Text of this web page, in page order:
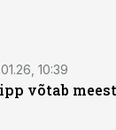
10:39
võtab